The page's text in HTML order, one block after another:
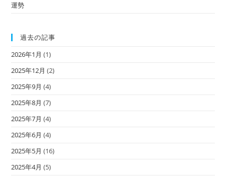
運勢
過去の記事
2026年1月 (1)
2025年12月 (2)
2025年9月 (4)
2025年8月 (7)
2025年7月 (4)
2025年6月 (4)
2025年5月 (16)
2025年4月 (5)